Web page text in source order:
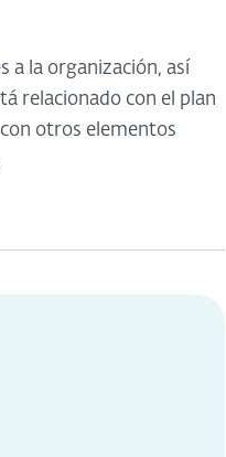
a la organización, así
relacionado con el plan
otros elementos